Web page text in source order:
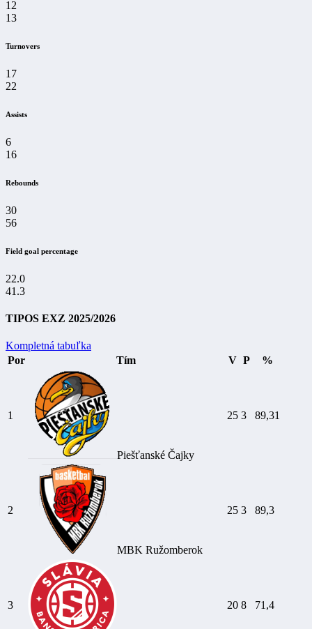
12
13
Turnovers
17
22
Assists
6
16
Rebounds
30
56
Field goal percentage
22.0
41.3
TIPOS EXZ 2025/2026
Kompletná tabuľka
Por
Tím V P %
1
Piešťanské Čajky
25 3 89,31
2
MBK Ružomberok
25 3 89,3
3 20 8 71,4